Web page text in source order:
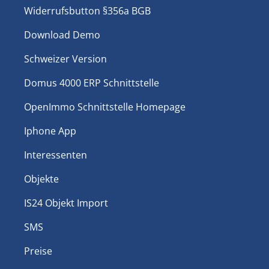
Widerrufsbutton §356a BGB
Download Demo
Schweizer Version
Domus 4000 ERP Schnittstelle
OpenImmo Schnittstelle Homepage
Iphone App
Interessenten
Objekte
IS24 Objekt Import
SMS
Preise